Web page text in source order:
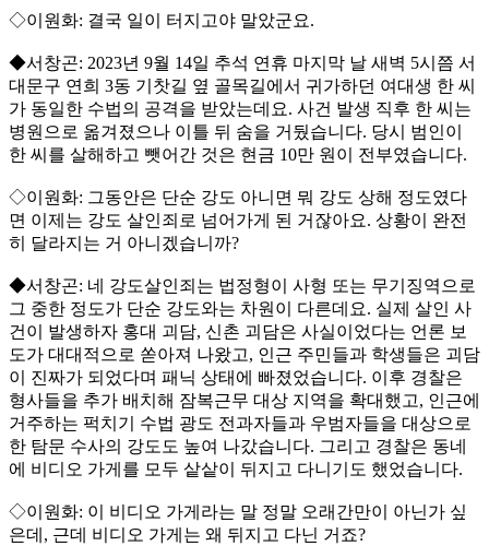
◇이원화: 결국 일이 터지고야 말았군요.
◆서창곤: 2023년 9월 14일 추석 연휴 마지막 날 새벽 5시쯤 서
대문구 연희 3동 기찻길 옆 골목길에서 귀가하던 여대생 한 씨
가 동일한 수법의 공격을 받았는데요. 사건 발생 직후 한 씨는
병원으로 옮겨졌으나 이틀 뒤 숨을 거뒀습니다. 당시 범인이
한 씨를 살해하고 뺏어간 것은 현금 10만 원이 전부였습니다.
◇이원화: 그동안은 단순 강도 아니면 뭐 강도 상해 정도였다
면 이제는 강도 살인죄로 넘어가게 된 거잖아요. 상황이 완전
히 달라지는 거 아니겠습니까?
◆서창곤: 네 강도살인죄는 법정형이 사형 또는 무기징역으로
그 중한 정도가 단순 강도와는 차원이 다른데요. 실제 살인 사
건이 발생하자 홍대 괴담, 신촌 괴담은 사실이었다는 언론 보
도가 대대적으로 쏟아져 나왔고, 인근 주민들과 학생들은 괴담
이 진짜가 되었다며 패닉 상태에 빠졌었습니다. 이후 경찰은
형사들을 추가 배치해 잠복근무 대상 지역을 확대했고, 인근에
거주하는 퍽치기 수법 광도 전과자들과 우범자들을 대상으로
한 탐문 수사의 강도도 높여 나갔습니다. 그리고 경찰은 동네
에 비디오 가게를 모두 샅샅이 뒤지고 다니기도 했었습니다.
◇이원화: 이 비디오 가게라는 말 정말 오래간만이 아닌가 싶
은데, 근데 비디오 가게는 왜 뒤지고 다닌 거죠?